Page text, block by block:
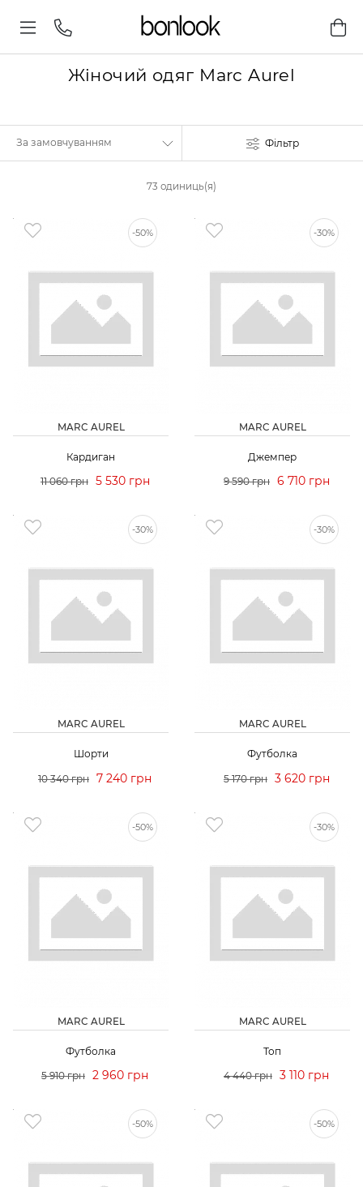
Жіночий одяг Marc Aurel
Фільтр
73 одиниць(я)
-50%
MARC AUREL
Кардиган
11 060 грн 5 530 грн
-30%
MARC AUREL
Джемпер
9 590 грн 6 710 грн
-30%
MARC AUREL
Шорти
10 340 грн 7 240 грн
-30%
MARC AUREL
Футболка
5 170 грн 3 620 грн
-50%
MARC AUREL
Футболка
5 910 грн 2 960 грн
-30%
MARC AUREL
Топ
4 440 грн 3 110 грн
-50% -50%